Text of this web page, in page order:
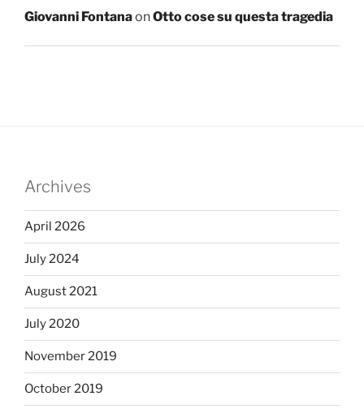
Giovanni FontanaonOtto cose su questa tragedia
Archives
April 2026
July 2024
August 2021
July 2020
November 2019
October 2019